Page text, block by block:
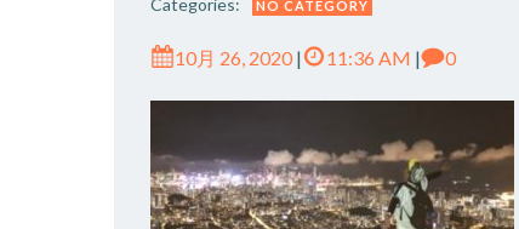
Categories: NO CATEGORY
10月 26, 2020 | 11:36 AM | 0